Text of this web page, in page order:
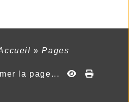
»Pages
la page...